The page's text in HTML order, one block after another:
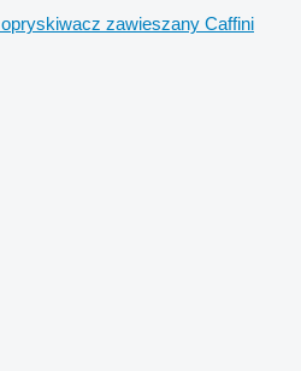
opryskiwacz zawieszany Caffini